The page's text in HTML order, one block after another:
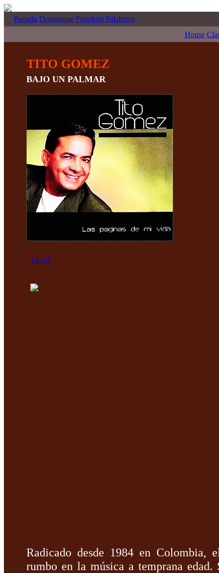
Portada Dominique Fotodom Palabrero
House
TITO GOMEZ
BAJO UN PALMAR
Tweet
Radicado desde 1984 en Colombia,
rumbo en la música a temprana edad.